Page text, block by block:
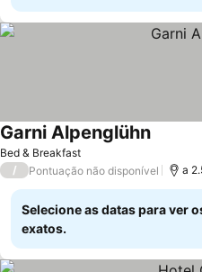
Bed & Breakfast
Garni AlpenglühnVer
/ Pontuação não disponível a
Selecione as datas para ver
exatos.